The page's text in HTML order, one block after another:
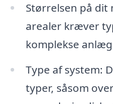
Størrelsen på dit
arealer kræver
komplekse
Type af system:
typer, såsom